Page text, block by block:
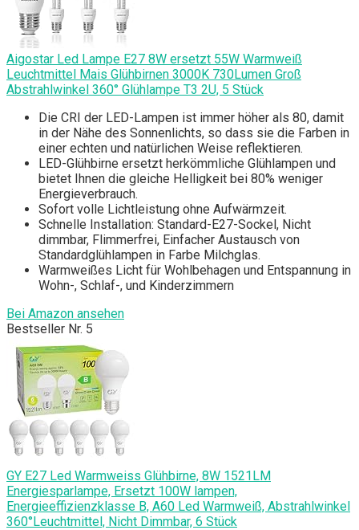
Aigostar Led Lampe E27 8W ersetzt 55W Warmweiß
Leuchtmittel Mais Glühbirnen 3000K 730Lumen Groß
Abstrahlwinkel 360° Glühlampe T3 2U, 5 Stück
Die CRI der LED-Lampen ist immer höher als 80, damit
in der Nähe des Sonnenlichts, so dass sie die Farben in
einer echten und natürlichen Weise reflektieren.
LED-Glühbirne ersetzt herkömmliche Glühlampen und
bietet Ihnen die gleiche Helligkeit bei 80% weniger
Energieverbrauch.
Sofort volle Lichtleistung ohne Aufwärmzeit.
Schnelle Installation: Standard-E27-Sockel, Nicht
dimmbar, Flimmerfrei, Einfacher Austausch von
Standardglühlampen in Farbe Milchglas.
Warmweißes Licht für Wohlbehagen und Entspannung in
Wohn-, Schlaf-, und Kinderzimmern
Bei Amazon ansehen
Bestseller Nr. 5
GY E27 Led Warmweiss Glühbirne, 8W 1521LM
Energiesparlampe, Ersetzt 100W lampen,
Energieeffizienzklasse B, A60 Led Warmweiß, Abstrahlwinkel
360°Leuchtmittel, Nicht Dimmbar, 6 Stück